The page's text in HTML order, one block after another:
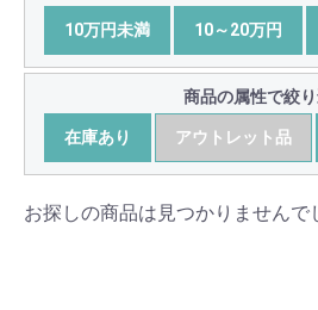
10万円未満 10～20万円
商品の属性で絞
在庫あり アウトレット品
お探しの商品は見つかりませんで